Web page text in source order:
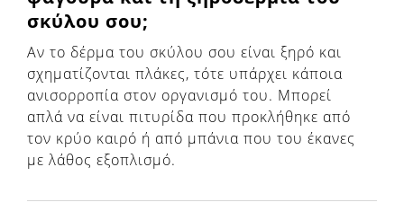
σκύλου σου;
Αν το δέρμα του σκύλου σου είναι ξηρό και
σχηματίζονται πλάκες, τότε υπάρχει κάποια
ανισορροπία στον οργανισμό του. Μπορεί
απλά να είναι πιτυρίδα που προκλήθηκε από
τον κρύο καιρό ή από μπάνια που του έκανες
με λάθος εξοπλισμό.